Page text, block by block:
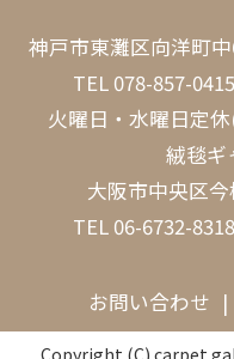
神戸市東灘区向洋町
TEL 078-857-0415
火曜日・水曜日定
絨毯ギ
大阪市中央区
TEL 06-6732-8318
お問い合わせ